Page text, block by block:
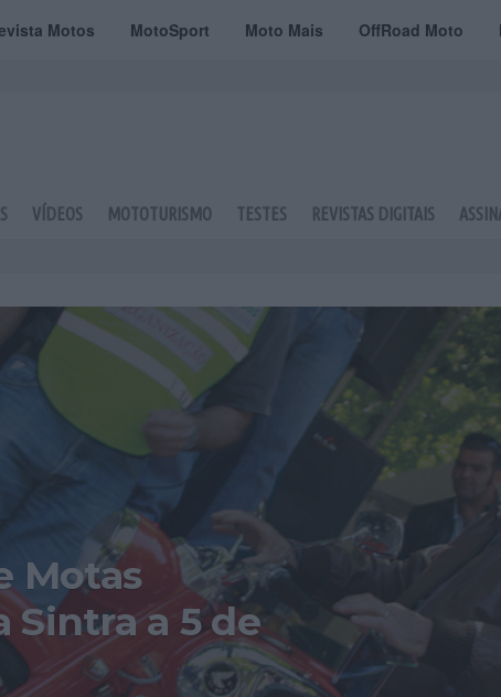
Motos MotoSport Moto Mais OffRoad Moto
VÍDEOS MOTOTURISMO TESTES REVISTAS DIGITAIS
Motas
a 5 de